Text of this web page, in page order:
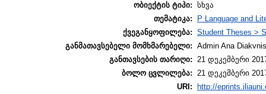
ობიექტის ტიპი: სხვა
თემატიკა:
P Language and
ქვეგანყოფილება: Student Theses >
განმათავსებელი მომხმარებელი: Admin Ana
განთავსების თარიღი: 21 დეკემბერი
ბოლო ცვლილება: 21 დეკემბერი
URI:
http://